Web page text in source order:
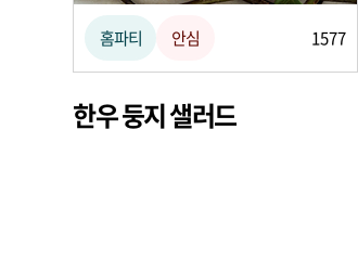
홈파티 안심 1577
한우 둥지 샐러드